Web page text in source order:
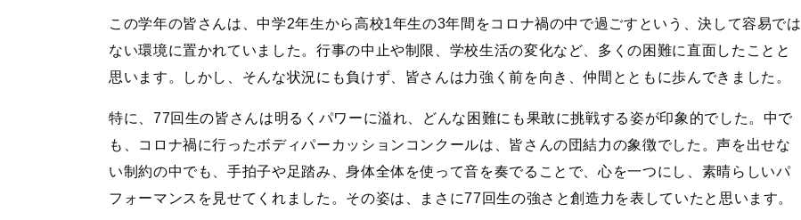
この学年の皆さんは、中学2年生から高校1年生の3年間をコロナ禍の中で過ごすという、決して容易では
ない環境に置かれていました。行事の中止や制限、学校生活の変化など、多くの困難に直面したことと
思います。しかし、そんな状況にも負けず、皆さんは力強く前を向き、仲間とともに歩んできました。
特に、77回生の皆さんは明るくパワーに溢れ、どんな困難にも果敢に挑戦する姿が印象的でした。中で
も、コロナ禍に行ったボディパーカッションコンクールは、皆さんの団結力の象徴でした。声を出せな
い制約の中でも、手拍子や足踏み、身体全体を使って音を奏でることで、心を一つにし、素晴らしいパ
フォーマンスを見せてくれました。その姿は、まさに77回生の強さと創造力を表していたと思います。